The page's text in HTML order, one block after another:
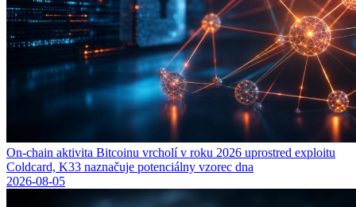
On-chain aktivita Bitcoinu vrcholí v roku 2026 uprostred exploitu
Coldcard, K33 naznačuje potenciálny vzorec dna
2026-08-05